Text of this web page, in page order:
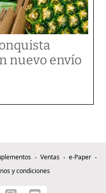
nuevo envío
Ventas
e-Paper
y condiciones